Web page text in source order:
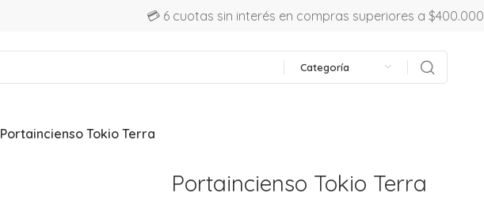
💳 6 cuotas sin interés en compras superiores a $400.000
Categoría
Portaincienso Tokio Terra
Portaincienso Tokio Terra